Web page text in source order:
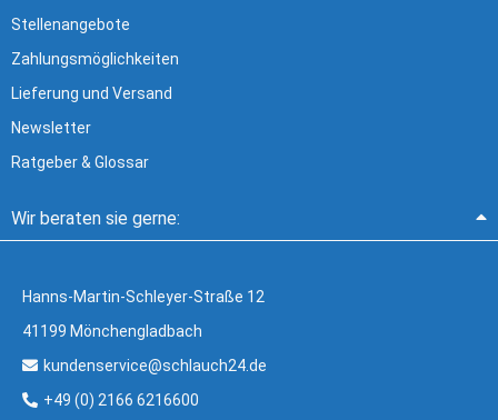
Stellenangebote
Zahlungsmöglichkeiten
Lieferung und Versand
Newsletter
Ratgeber & Glossar
Wir beraten sie gerne:
Hanns-Martin-Schleyer-Straße 12
41199 Mönchengladbach
kundenservice@schlauch24.de
+49 (0) 2166 6216600